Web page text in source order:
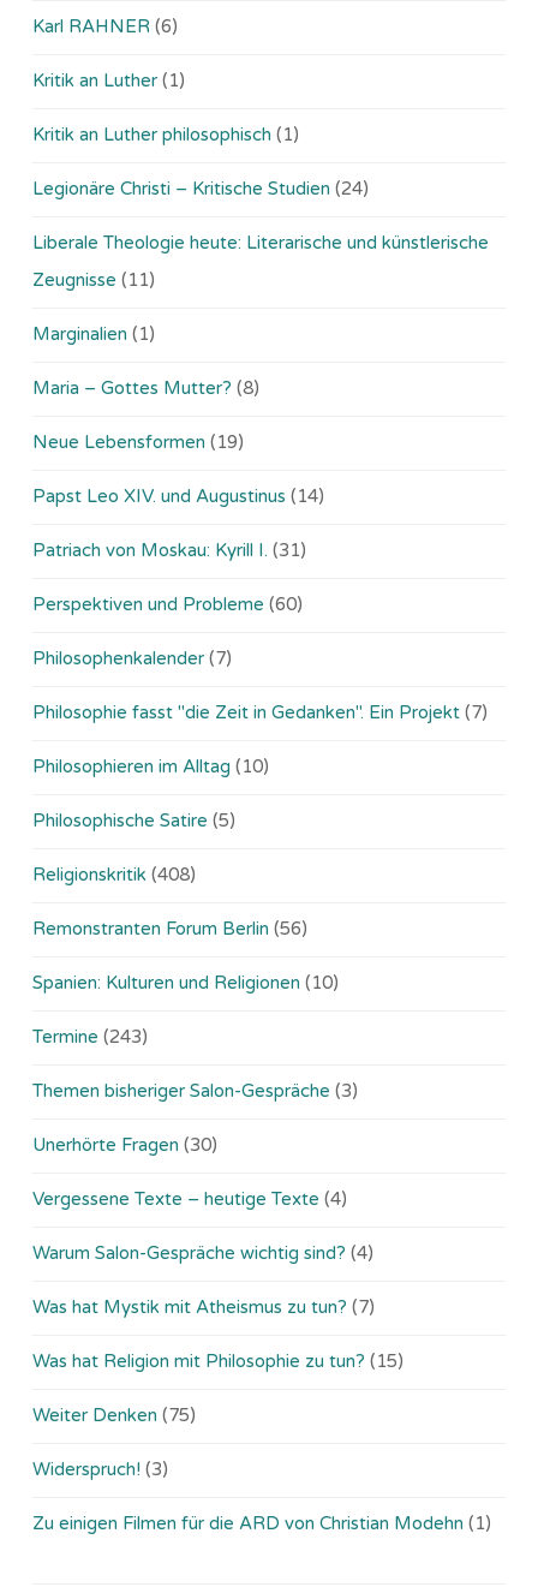
Karl RAHNER (6)
Kritik an Luther (1)
Kritik an Luther philosophisch (1)
Legionäre Christi – Kritische Studien (24)
Liberale Theologie heute: Literarische und künstlerische
Zeugnisse (11)
Marginalien (1)
Maria – Gottes Mutter? (8)
Neue Lebensformen (19)
Papst Leo XIV. und Augustinus (14)
Patriach von Moskau: Kyrill I. (31)
Perspektiven und Probleme (60)
Philosophenkalender (7)
Philosophie fasst "die Zeit in Gedanken". Ein Projekt (7)
Philosophieren im Alltag (10)
Philosophische Satire (5)
Religionskritik (408)
Remonstranten Forum Berlin (56)
Spanien: Kulturen und Religionen (10)
Termine (243)
Themen bisheriger Salon-Gespräche (3)
Unerhörte Fragen (30)
Vergessene Texte – heutige Texte (4)
Warum Salon-Gespräche wichtig sind? (4)
Was hat Mystik mit Atheismus zu tun? (7)
Was hat Religion mit Philosophie zu tun? (15)
Weiter Denken (75)
Widerspruch! (3)
Zu einigen Filmen für die ARD von Christian Modehn (1)